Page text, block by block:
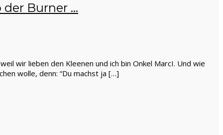
der Burner …
wir lieben den Kleenen und ich bin Onkel MarcI. Und wie
wolle, denn: “Du machst ja […]